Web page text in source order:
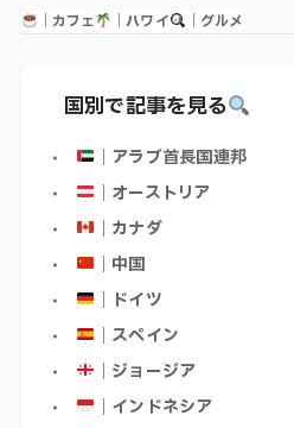
｜カフェ
｜ハワイ ｜グルメ
国別で記事を見る
｜アラブ首長国連邦
｜オーストリア
｜カナダ
｜中国
｜ドイツ
｜スペイン
｜ジョージア
｜インドネシア